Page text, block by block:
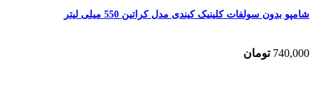
شامپو بدون سولفات کلینیک کیندی مدل کراتین 550 میلی لیتر
740,000 تومان